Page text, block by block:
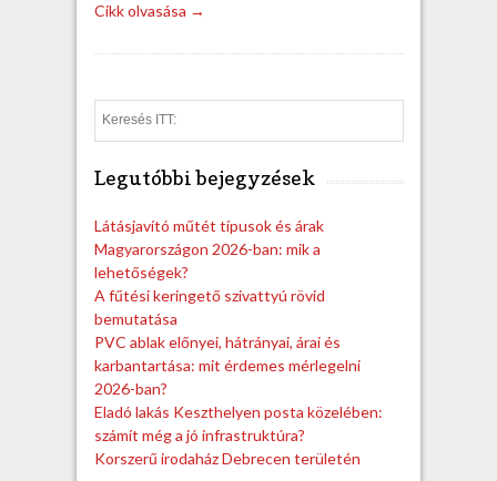
Cikk olvasása →
e
Legutóbbi bejegyzések
Látásjavító műtét típusok és árak
Magyarországon 2026-ban: mik a
lehetőségek?
A fűtési keringető szivattyú rövid
bemutatása
PVC ablak előnyei, hátrányai, árai és
karbantartása: mit érdemes mérlegelni
2026-ban?
Eladó lakás Keszthelyen posta közelében:
számít még a jó infrastruktúra?
Korszerű irodaház Debrecen területén